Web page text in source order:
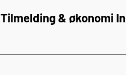
Tilmelding & økonomi